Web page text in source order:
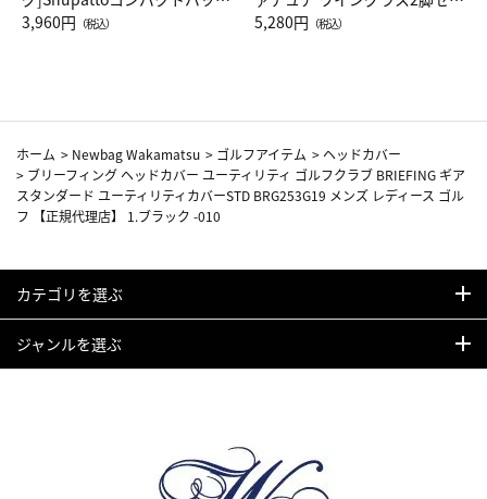
Drop JAL客室乗務員（LC）ス
3,960円 （税込）
ト（レッドワイン）
5,280円 （税込）
ホーム > Newbag Wakamatsu > ゴルフアイテム > ヘッドカバー
> ブリーフィング ヘッドカバー ユーティリティ ゴルフクラブ BRIEFING ギア
スタンダード ユーティリティカバーSTD BRG253G19 メンズ レディース ゴル
フ 【正規代理店】 1.ブラック -010
カテゴリを選ぶ
ジャンルを選ぶ